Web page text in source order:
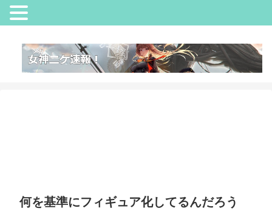
何を基準にフィギュア化してるんだろう